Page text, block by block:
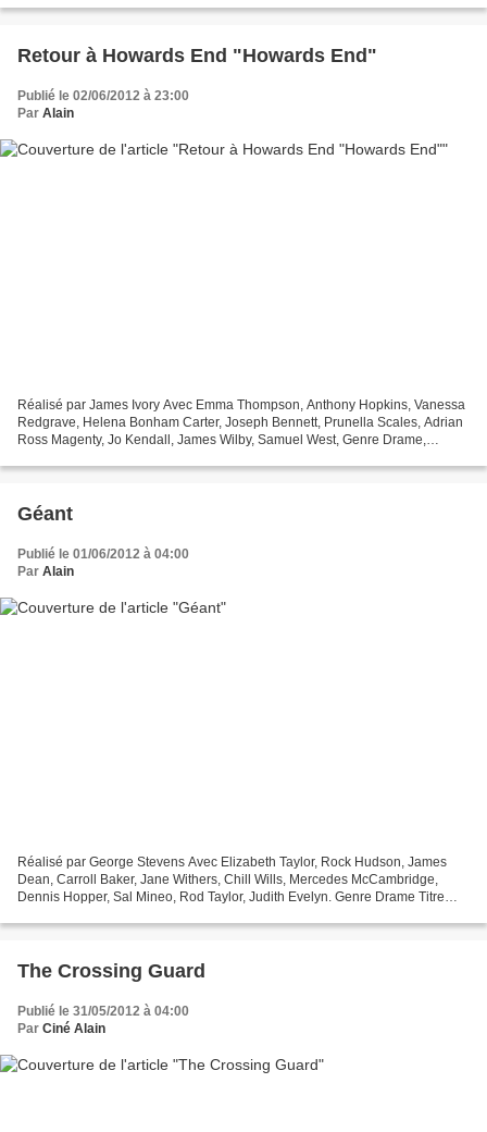
Retour à Howards End "Howards End"
Publié le 02/06/2012 à 23:00
Par Alain
Réalisé par James Ivory Avec Emma Thompson, Anthony Hopkins, Vanessa
Redgrave, Helena Bonham Carter, Joseph Bennett, Prunella Scales, Adrian
Ross Magenty, Jo Kendall, James Wilby, Samuel West, Genre Drame,
Géant
Publié le 01/06/2012 à 04:00
Par Alain
Réalisé par George Stevens Avec Elizabeth Taylor, Rock Hudson, James
Dean, Carroll Baker, Jane Withers, Chill Wills, Mercedes McCambridge,
Dennis Hopper, Sal Mineo, Rod Taylor, Judith Evelyn. Genre Drame Titre
The Crossing Guard
Publié le 31/05/2012 à 04:00
Par Ciné Alain